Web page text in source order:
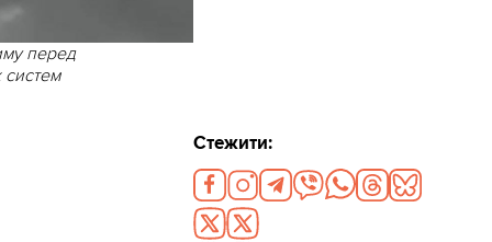
перед
систем
Стежити: